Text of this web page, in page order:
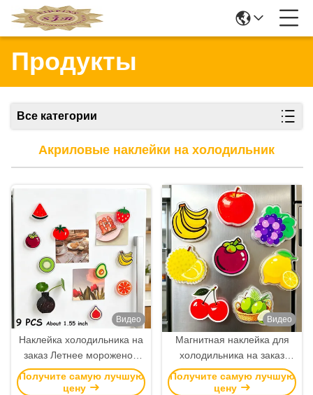
Продукты
Все категории
Акриловые наклейки на холодильник
Видео
Наклейка холодильника на
заказ Летнее мороженое
Мультфильм Акриловый
магнит Оптовая торговля
Получите самую лучшую
цену
Видео
Магнитная наклейка для
холодильника на заказ
акриловая сильная
магнитные размеры
Получите самую лучшую
цену